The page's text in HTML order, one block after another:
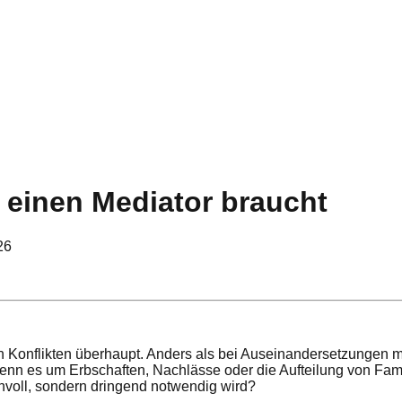
Mediator braucht
überhaupt. Anders als bei Auseinandersetzungen
es um Erbschaften, Nachlässe oder die Aufteilung von
sondern dringend notwendig wird?